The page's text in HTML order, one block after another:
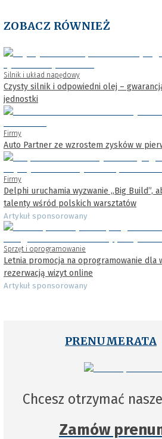
ZOBACZ RÓWNIEŻ
Silnik i układ napędowy
Czysty silnik i odpowiedni olej –
jednostki
Firmy
Auto Partner ze wzrostem zysków w
Firmy
Delphi uruchamia wyzwanie „Big Build”,
talenty wśród polskich warsztatów
Artykuł sponsorowany
Sprzęt i oprogramowanie
Letnia promocja na oprogramowanie dla
rezerwacją wizyt online
Artykuł sponsorowany
PRENUMERATA
Chcesz otrzymać
Zamów